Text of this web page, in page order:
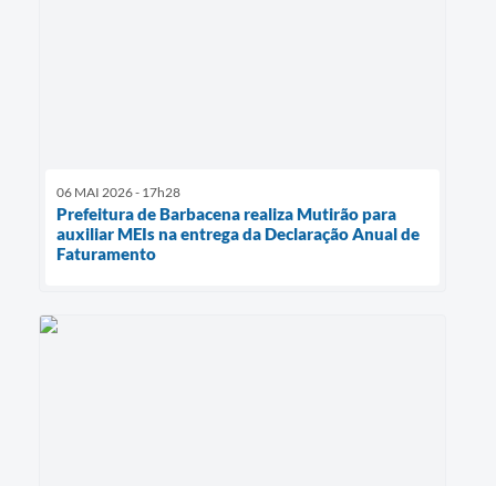
06 MAI 2026 - 17h28
Prefeitura de Barbacena realiza Mutirão para
auxiliar MEIs na entrega da Declaração Anual de
Faturamento